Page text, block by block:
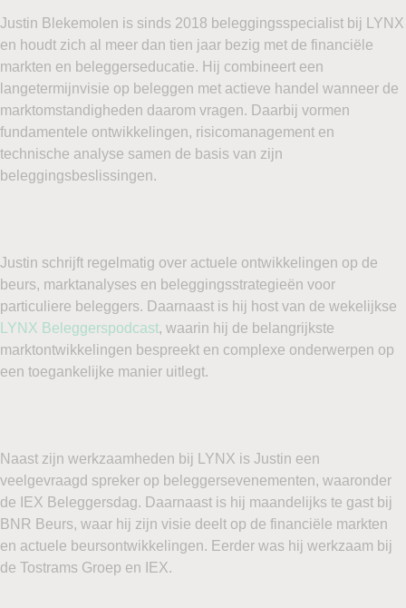
Justin Blekemolen is sinds 2018 beleggingsspecialist bij LYNX
en houdt zich al meer dan tien jaar bezig met de financiële
markten en beleggerseducatie. Hij combineert een
langetermijnvisie op beleggen met actieve handel wanneer de
marktomstandigheden daarom vragen. Daarbij vormen
fundamentele ontwikkelingen, risicomanagement en
technische analyse samen de basis van zijn
beleggingsbeslissingen.
Justin schrijft regelmatig over actuele ontwikkelingen op de
beurs, marktanalyses en beleggingsstrategieën voor
particuliere beleggers. Daarnaast is hij host van de wekelijkse
LYNX Beleggerspodcast, waarin hij de belangrijkste
marktontwikkelingen bespreekt en complexe onderwerpen op
een toegankelijke manier uitlegt.
Naast zijn werkzaamheden bij LYNX is Justin een
veelgevraagd spreker op beleggersevenementen, waaronder
de IEX Beleggersdag. Daarnaast is hij maandelijks te gast bij
BNR Beurs, waar hij zijn visie deelt op de financiële markten
en actuele beursontwikkelingen. Eerder was hij werkzaam bij
de Tostrams Groep en IEX.